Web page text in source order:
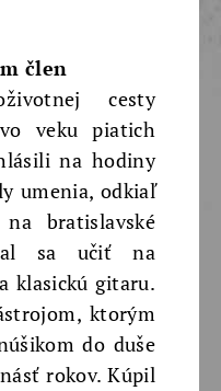
člen
cesty
veku piatich
na hodiny
umenia, odkiaľ
bratislavské
sa učiť na
klasickú gitaru.
ktorým
do duše
rokov. Kúpil